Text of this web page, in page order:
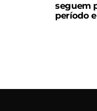
seguem
período